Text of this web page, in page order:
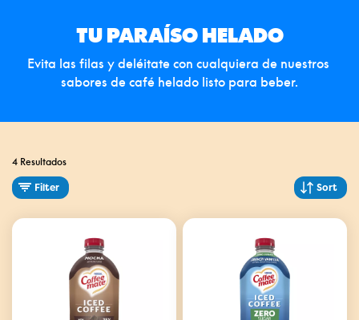
TU PARAÍSO HELADO
Evita las filas y deléitate con cualquiera de nuestros
sabores de café helado listo para beber.
4 Resultados
Filter Sort